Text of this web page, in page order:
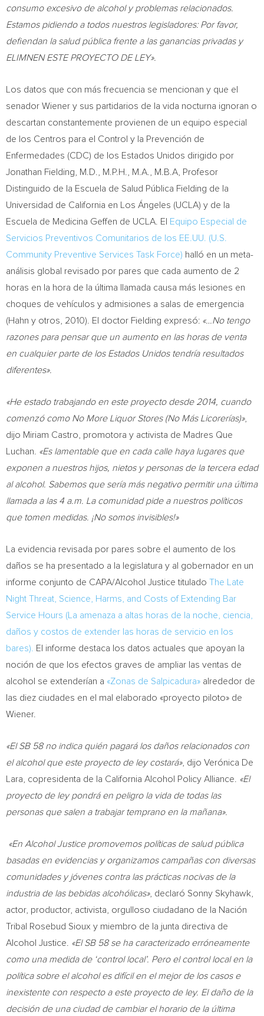
consumo excesivo de alcohol y problemas relacionados.
Estamos pidiendo a todos nuestros legisladores: Por favor,
defiendan la salud pública frente a las ganancias privadas y
ELIMNEN ESTE PROYECTO DE LEY».
Los datos que con más frecuencia se mencionan y que el
senador Wiener y sus partidarios de la vida nocturna ignoran o
descartan constantemente provienen de un equipo especial
de los Centros para el Control y la Prevención de
Enfermedades (CDC) de los Estados Unidos dirigido por
Jonathan Fielding , M.D., M.P.H., M.A., M.B.A, Profesor
Distinguido de la Escuela de Salud Pública Fielding de la
Universidad de California en Los Ángeles (UCLA) y de la
Escuela de Medicina Geffen de UCLA . El
Equipo Especial de
Servicios Preventivos Comunitarios de los EE.UU. (U.S.
Community Preventive Services Task Force) halló en un meta-
análisis global revisado por pares que cada aumento de 2
horas en la hora de la última llamada causa más lesiones en
choques de vehículos y admisiones a salas de emergencia
(Hahn y otros, 2010). El doctor Fielding expresó: «…No tengo
razones para pensar que un aumento en las horas de venta
en cualquier parte de los Estados Unidos tendría resultados
diferentes».
«He estado trabajando en este proyecto desde 2014, cuando
comenzó como No More Liquor Stores (No Más Licorerías)»,
dijo Miriam Castro , promotora y activista de Madres Que
Luchan.
«Es lamentable que en cada calle haya lugares que
exponen a nuestros hijos, nietos y personas de la tercera edad
al alcohol. Sabemos que sería más negativo permitir una última
llamada a las 4 a.m. La comunidad pide a nuestros políticos
que tomen medidas. ¡No somos invisibles!»
La evidencia revisada por pares sobre el aumento de los
daños se ha presentado a la legislatura y al gobernador en un
informe conjunto de CAPA/Alcohol Justice titulado The Late
Night Threat, Science, Harms, and Costs of Extending Bar
Service Hours (La amenaza a altas horas de la noche, ciencia,
daños y costos de extender las horas de servicio en los
bares).
El informe destaca los datos actuales que apoyan la
noción de que los efectos graves de ampliar las ventas de
alcohol se extenderían a «Zonas de Salpicadura» alrededor de
las diez ciudades en el mal elaborado «proyecto piloto» de
Wiener.
«El SB 58 no indica quién pagará los daños relacionados con
el alcohol que este proyecto de ley costará», dijo Verónica De
Lara, copresidenta de la California Alcohol Policy Alliance. «El
proyecto de ley pondrá en peligro la vida de todas las
personas que salen a trabajar temprano en la mañana».
«En Alcohol Justice promovemos políticas de salud pública
basadas en evidencias y organizamos campañas con diversas
comunidades y jóvenes contra las prácticas nocivas de la
industria de las bebidas alcohólicas», declaró Sonny Skyhawk
actor, productor, activista, orgulloso ciudadano de la Nación
Tribal Rosebud Sioux y miembro de la junta directiva de
Alcohol Justice. «El SB 58 se ha caracterizado erróneamente
como una medida de ‘control local’. Pero el control local en la
política sobre el alcohol es difícil en el mejor de los casos e
inexistente con respecto a este proyecto de ley. El daño de la
decisión de una ciudad de cambiar el horario de la última